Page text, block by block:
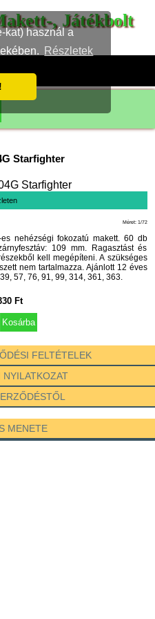
kat) használ a
Részletek
, Játékbolt
Starfighter
Méret: 1/72
nehézségi fokozatú makett. 60 db
109 mm. Ragasztást és
kell megépíteni. A szükséges
nem tartalmazza. Ajánlott 12 éves
57, 76, 91, 99, 314, 361, 363.
Ft
FELTÉTELEK
NYILATKOZAT
MENETE